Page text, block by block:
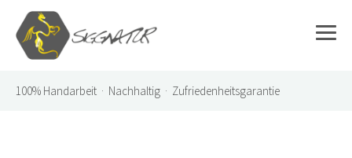
100% Handarbeit · Nachhaltig · Zufriedenheitsgarantie